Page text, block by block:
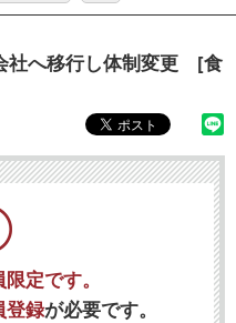
社へ移行し体制変更 [食
定です。
登録が必要です。